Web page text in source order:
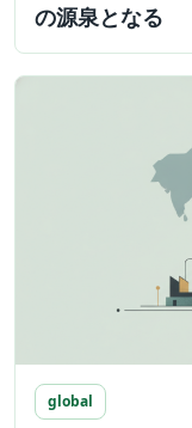
の源泉となる
global